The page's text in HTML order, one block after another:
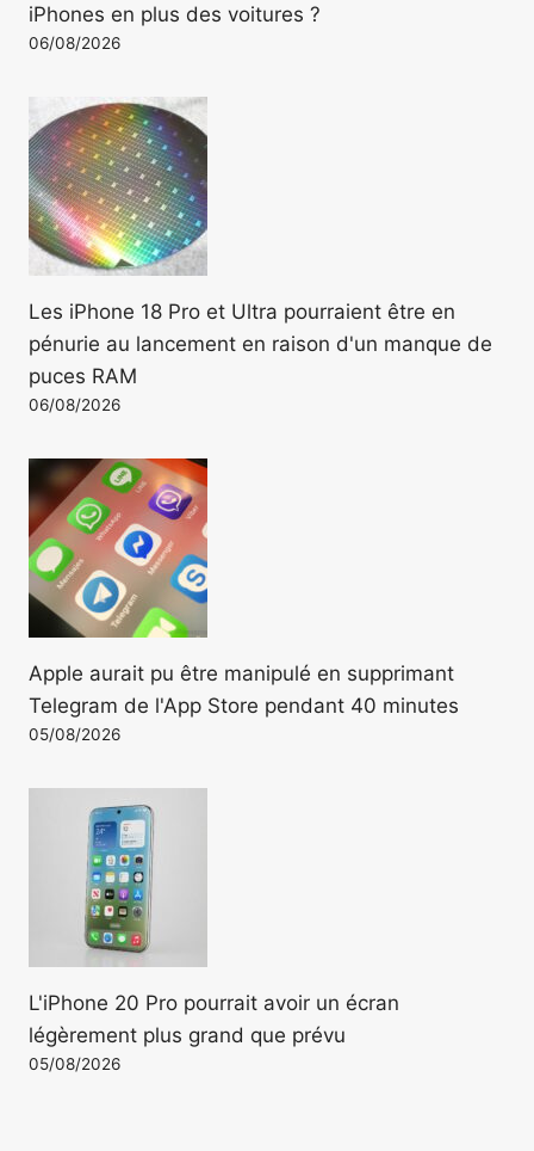
iPhones en plus des voitures ?
06/08/2026
Les iPhone 18 Pro et Ultra pourraient être en
pénurie au lancement en raison d'un manque de
puces RAM
06/08/2026
Apple aurait pu être manipulé en supprimant
Telegram de l'App Store pendant 40 minutes
05/08/2026
L'iPhone 20 Pro pourrait avoir un écran
légèrement plus grand que prévu
05/08/2026